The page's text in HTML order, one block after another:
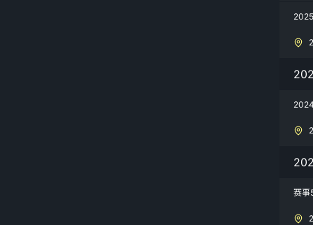
赛事